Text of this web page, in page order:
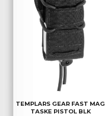
TEMPLARS GEAR FAST MAG
TASKE PISTOL BLK